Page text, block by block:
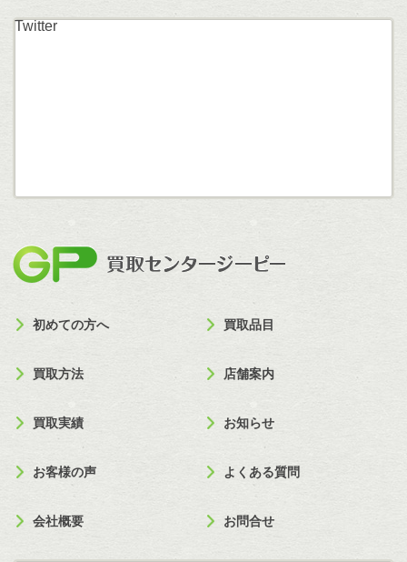
Twitter
初めての方へ 買取品目
買取方法 店舗案内
買取実績 お知らせ
お客様の声 よくある質問
会社概要 お問合せ